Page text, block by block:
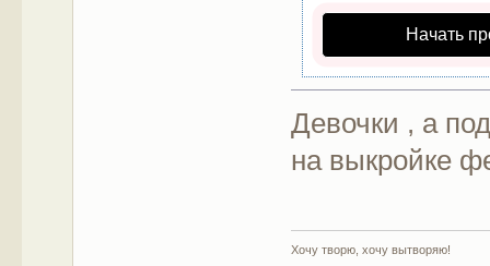
Начать
Девочки , а
на выкройке
Хочу творю, хочу вытворяю!